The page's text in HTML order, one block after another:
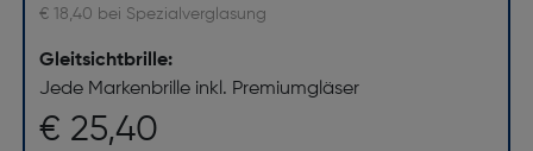
€ 18,40 bei Spezialverglasung
Gleitsichtbrille:
Jede Markenbrille inkl. Premiumgläser
€ 25,40